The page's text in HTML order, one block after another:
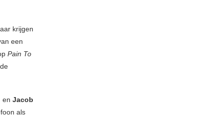
krijgen
een
Pain To
en Jacob
als